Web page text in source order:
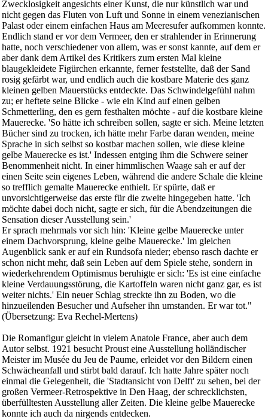
Zwecklosigkeit angesichts einer Kunst, die nur künstlich war und
nicht gegen das Fluten von Luft und Sonne in einem venezianischen
Palast oder einem einfachen Haus am Meeresufer aufkommen konnte.
Endlich stand er vor dem Vermeer, den er strahlender in Erinnerung
hatte, noch verschiedener von allem, was er sonst kannte, auf dem er
aber dank dem Artikel des Kritikers zum ersten Mal kleine
blaugekleidete Figürchen erkannte, ferner feststellte, daß der Sand
rosig gefärbt war, und endlich auch die kostbare Materie des ganz
kleinen gelben Mauerstücks entdeckte. Das Schwindelgefühl nahm
zu; er heftete seine Blicke - wie ein Kind auf einen gelben
Schmetterling, den es gern festhalten möchte - auf die kostbare kleine
Mauerecke. 'So hätte ich schreiben sollen, sagte er sich. Meine letzten
Bücher sind zu trocken, ich hätte mehr Farbe daran wenden, meine
Sprache in sich selbst so kostbar machen sollen, wie diese kleine
gelbe Mauerecke es ist.' Indessen entging ihm die Schwere seiner
Benommenheit nicht. In einer himmlischen Waage sah er auf der
einen Seite sein eigenes Leben, während die andere Schale die kleine
so trefflich gemalte Mauerecke enthielt. Er spürte, daß er
unvorsichtigerweise das erste für die zweite hingegeben hatte. 'Ich
möchte dabei doch nicht, sagte er sich, für die Abendzeitungen die
Sensation dieser Ausstellung sein.'
Er sprach mehrmals vor sich hin: 'Kleine gelbe Mauerecke unter
einem Dachvorsprung, kleine gelbe Mauerecke.' Im gleichen
Augenblick sank er auf ein Rundsofa nieder; ebenso rasch dachte er
schon nicht mehr, daß sein Leben auf dem Spiele stehe, sondern in
wiederkehrendem Optimismus beruhigte er sich: 'Es ist eine einfache
kleine Verdauungsstörung, die Kartoffeln waren nicht ganz gar, es ist
weiter nichts.' Ein neuer Schlag streckte ihn zu Boden, wo die
hinzueilenden Besucher und Aufseher ihn umstanden. Er war tot."
(Übersetzung: Eva Rechel-Mertens)
Die Romanfigur gleicht in vielem Anatole France, aber auch dem
Autor selbst. 1921 besucht Proust eine Ausstellung holländischer
Meister im Musée du Jeu de Paume, erleidet vor den Bildern einen
Schwächeanfall und stirbt bald darauf. Ich hatte Jahre später noch
einmal die Gelegenheit, die 'Stadtansicht von Delft' zu sehen, bei der
großen Vermeer-Retrospektive in Den Haag, der schrecklichsten,
überfülltesten Ausstellung aller Zeiten. Die kleine gelbe Mauerecke
konnte ich auch da nirgends entdecken.